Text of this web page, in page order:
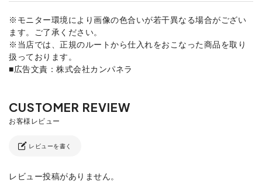
※モニター環境により画像の色合いが若干異なる場合がござい
ます。ご了承ください。
※当店では、正規のルートから仕入れをおこなった商品を取り
扱っております。
■広告文責：株式会社カンパネラ
レビューを書く
レビュー投稿がありません。